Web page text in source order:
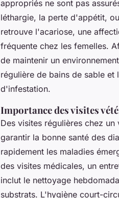
appropriés ne sont pas
léthargie, la perte d'appétit,
retrouve l'acariose, une
fréquente chez les femelles.
de maintenir un
régulière de bains de sable
d'infestation.
Importance des visites
Des visites régulières chez
garantir la bonne santé des
rapidement les maladies
des visites médicales, un
inclut le nettoyage
substrats. L'hygiène court-